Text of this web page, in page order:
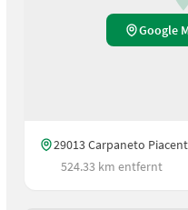
Google
29013 Carpaneto
524.33 km entfernt